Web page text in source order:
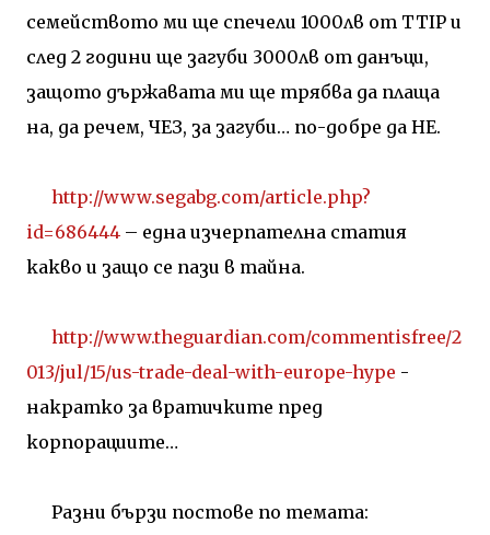
семейството ми ще спечели 1000лв от TTIP и
след 2 години ще загуби 3000лв от данъци,
защото държавата ми ще трябва да плаща
на, да речем, ЧЕЗ, за загуби… по-добре да НЕ.
http://www.segabg.com/article.php?
id=686444 – една изчерпателна статия
какво и защо се пази в тайна.
http://www.theguardian.com/commentisfree/2
013/jul/15/us-trade-deal-with-europe-hype -
накратко за вратичките пред
корпорациите…
Разни бързи постове по темата: